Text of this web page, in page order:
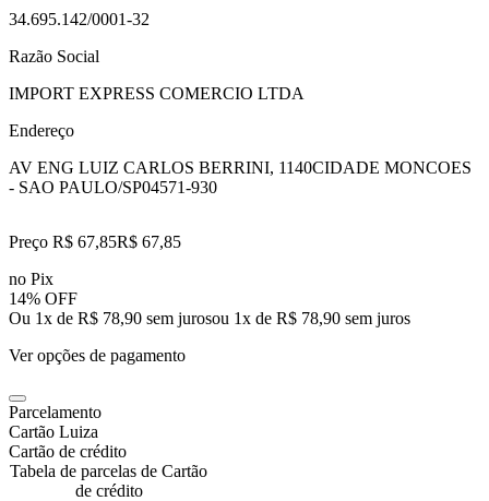
34.695.142/0001-32
Razão Social
IMPORT EXPRESS COMERCIO LTDA
Endereço
AV ENG LUIZ CARLOS BERRINI, 1140CIDADE MONCOES
- SAO PAULO/SP04571-930
Preço R$ 67,85R$ 67,85
no Pix
14% OFF
Ou 1x de R$ 78,90 sem jurosou 1x de R$ 78,90 sem juros
Ver opções de pagamento
Parcelamento
Cartão Luiza
Cartão de crédito
Tabela de parcelas de Cartão
de crédito